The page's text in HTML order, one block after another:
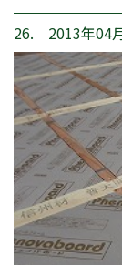
26. 2013年04